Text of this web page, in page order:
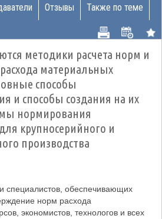
Отзывы Также по теме
методики расчета норм и
материальных
способы
и способы создания на их
нормирования
крупносерийного и
производства
специалистов, обеспечивающих
норм расхода
экономистов, технологов и всех